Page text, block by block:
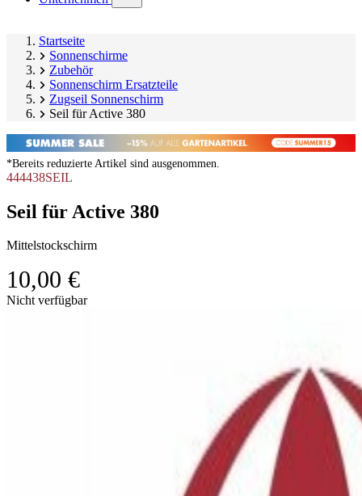
submenu)
Startseite
Sonnenschirme
Zubehör
Sonnenschirm Ersatzteile
Zugseil Sonnenschirm
Seil für Active 380
*Bereits reduzierte Artikel sind ausgenommen.
444438SEIL
Seil für Active 380
Mittelstockschirm
10,00 €
Produktgalerie
Nicht verfügbar